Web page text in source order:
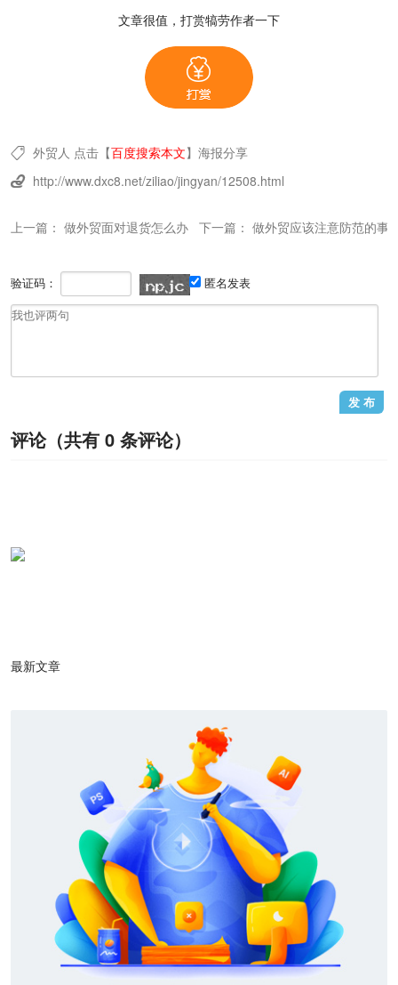
文章很值，打赏犒劳作者一下
 外贸人 点击【百度搜索本文】 海报分享
 http://www.dxc8.net/ziliao/jingyan/12508.html
上一篇： 做外贸面对退货怎么办 下一篇： 做外贸应该注意防范的事
验证码： 匿名发表
评论（共有 0 条评论）
最新文章